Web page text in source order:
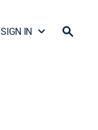
SIGN IN